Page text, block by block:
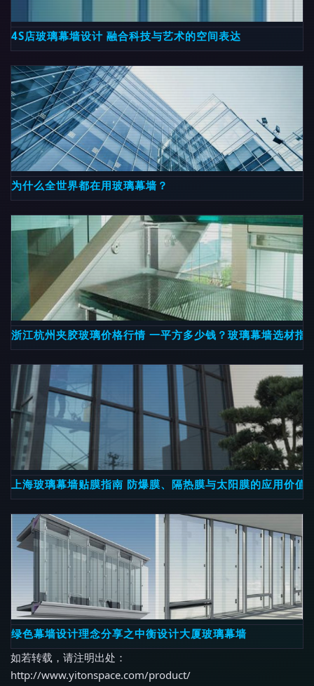
4S店玻璃幕墙设计 融合科技与艺术的空间表达
为什么全世界都在用玻璃幕墙？
浙江杭州夹胶玻璃价格行情 一平方多少钱？玻璃幕墙选材指
上海玻璃幕墙贴膜指南 防爆膜、隔热膜与太阳膜的应用价值
绿色幕墙设计理念分享之中衡设计大厦玻璃幕墙
如若转载，请注明出处：
http://www.yitonspace.com/product/